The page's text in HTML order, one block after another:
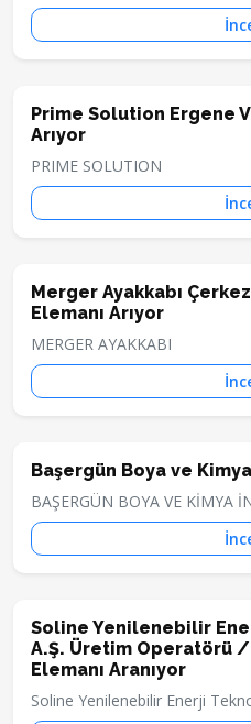
Prime Solution Ergene
Arıyor
PRIME SOLUTION
Merger Ayakkabı
Elemanı Arıyor
MERGER AYAKKABI
Başergün Boya ve
BAŞERGÜN BOYA VE KİMYA
Soline Yenilenebilir
A.Ş. Üretim Operatörü
Elemanı Aranıyor
Soline Yenilenebilir Enerji